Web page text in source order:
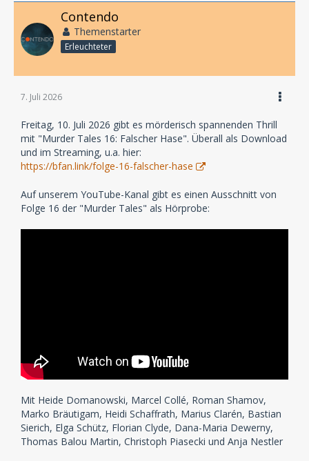
Contendo
Themenstarter
Erleuchteter
7. Juli 2026
Freitag, 10. Juli 2026 gibt es mörderisch spannenden Thrill
mit "Murder Tales 16: Falscher Hase". Überall als Download
und im Streaming, u.a. hier:
https://bfan.link/folge-16-falscher-hase
Auf unserem YouTube-Kanal gibt es einen Ausschnitt von
Folge 16 der "Murder Tales" als Hörprobe:
Mit Heide Domanowski, Marcel Collé, Roman Shamov,
Marko Bräutigam, Heidi Schaffrath, Marius Clarén, Bastian
Sierich, Elga Schütz, Florian Clyde, Dana-Maria Dewerny,
Thomas Balou Martin, Christoph Piasecki und Anja Nestler